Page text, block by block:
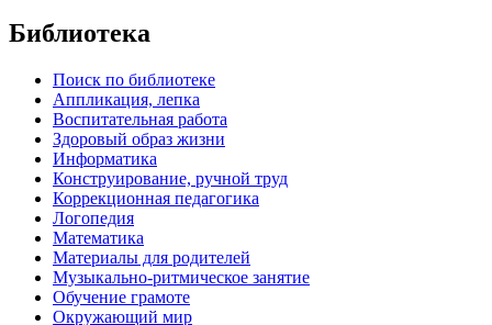
Библиотека
Поиск по библиотеке
Аппликация, лепка
Воспитательная работа
Здоровый образ жизни
Информатика
Конструирование, ручной труд
Коррекционная педагогика
Логопедия
Математика
Материалы для родителей
Музыкально-ритмическое занятие
Обучение грамоте
Окружающий мир